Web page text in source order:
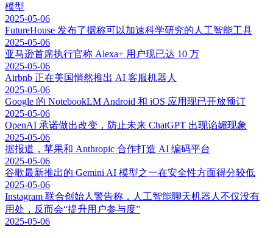
模型
2025-05-06
FutureHouse 发布了据称可以加速科学研究的人工智能工具
2025-05-06
亚马逊首席执行官称 Alexa+ 用户现已达 10 万
2025-05-06
Airbnb 正在美国悄然推出 AI 客服机器人
2025-05-06
Google 的 NotebookLM Android 和 iOS 应用现已开放预订
2025-05-06
OpenAI 承诺做出改变，防止未来 ChatGPT 出现谄媚现象
2025-05-06
据报道，苹果和 Anthropic 合作打造 AI 编码平台
2025-05-06
谷歌最新推出的 Gemini AI 模型之一在安全性方面得分较低
2025-05-06
Instagram 联合创始人警告称，人工智能聊天机器人不仅没有
用处，反而会“提升用户参与度”
2025-05-06